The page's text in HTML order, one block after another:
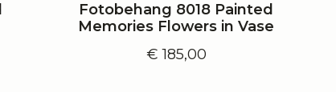
Fotobehang 8018 Painted
Memories Flowers in Vase
€ 185,00